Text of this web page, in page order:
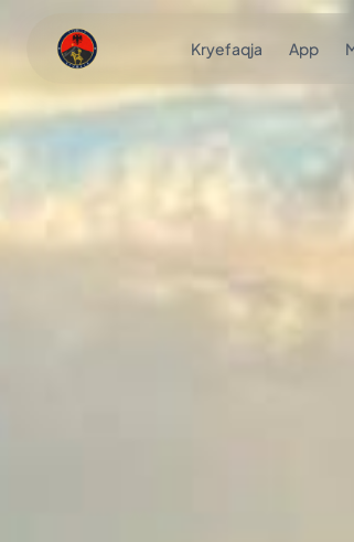
Kryefaqja App